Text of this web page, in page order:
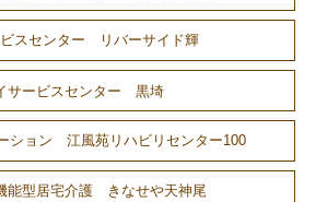
スセンター リバーサイド輝
サービスセンター 黒埼
ション 江風苑リハビリセンター100
能型居宅介護 きなせや天神尾